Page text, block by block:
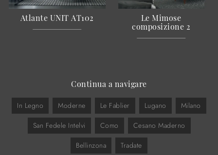
Atlante UNIT AT102
Le Mimose
composizione 2
Continua a navigare
In Legno Moderne Le Fablier Lugano Milano
San Fedele Intelvi Como Cesano Maderno
Bellinzona Tradate